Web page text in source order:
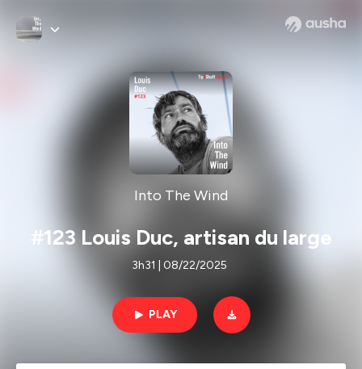
Into The Wind
#123 Louis Duc, artisan du large
3h31 | 08/22/2025
PLAY